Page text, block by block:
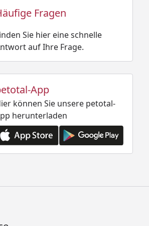
Fragen
Sie hier eine schnelle
auf Ihre Frage.
App
können Sie unsere petotal-
herunterladen